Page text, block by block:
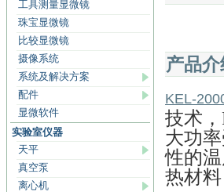
工具测量显微镜
珠宝显微镜
比较显微镜
摄像系统
系统及解决方案
配件
显微软件
实验室仪器
天平
真空泵
离心机
产品介
KEL-
技术，
大功
性的
热材